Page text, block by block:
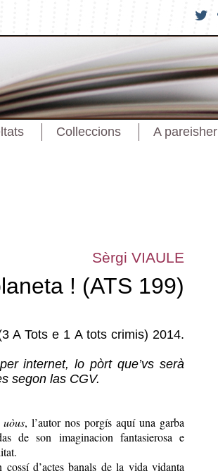
Colleccions A pareisher
Sèrgi VIAULE
! (ATS 199)
A Tots e 1 A tots crimis) 2014.
internet, lo pòrt que’vs serà
segon las CGV.
uòus, l’autor nos porgís aquí una garba
de son imaginacion fantasierosa e
d’actes banals de la vida vidanta